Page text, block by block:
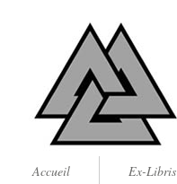
Accueil Ex-Libris